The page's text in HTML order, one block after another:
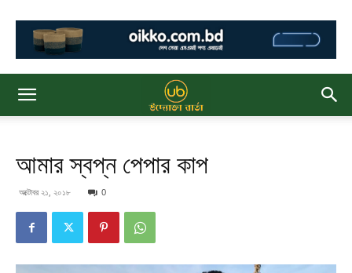
আমার স্বপ্ন পেপার কাপ
অক্টোবর ২১, ২০১৮ 0